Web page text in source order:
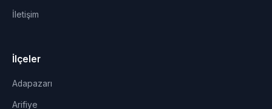
İletişim
İlçeler
Adapazarı
Arifiye